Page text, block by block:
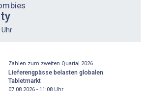
Zahlen zum zweiten Quartal 2026
Lieferengpässe belasten globalen
Tabletmarkt
07.08.2026 - 11:08Uhr